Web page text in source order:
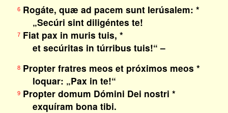
6Rogáte, quæ ad pacem sunt Ierúsalem: *
„Secúri sint diligéntes te!
7Fiat pax in muris tuis, *
et secúritas in túrribus tuis!“ –
8Propter fratres meos et próximos meos *
loquar: „Pax in te!“
9Propter domum Dómini Dei nostri *
exquíram bona tibi.